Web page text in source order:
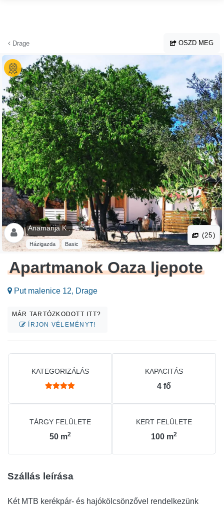
Drage OSZD MEG
Anamarija K .
Házigazda Basic
(25)
Apartmanok Oaza ljepote
Put malenice 12, Drage
MÁR TARTÓZKODOTT ITT?
ÍRJON VÉLEMÉNYT!
KATEGORIZÁLÁS KAPACITÁS
4 fő
TÁRGY FELÜLETE
50 m2
KERT FELÜLETE
100 m2
Szállás leírása
Két MTB kerékpár- és hajókölcsönzővel rendelkezünk